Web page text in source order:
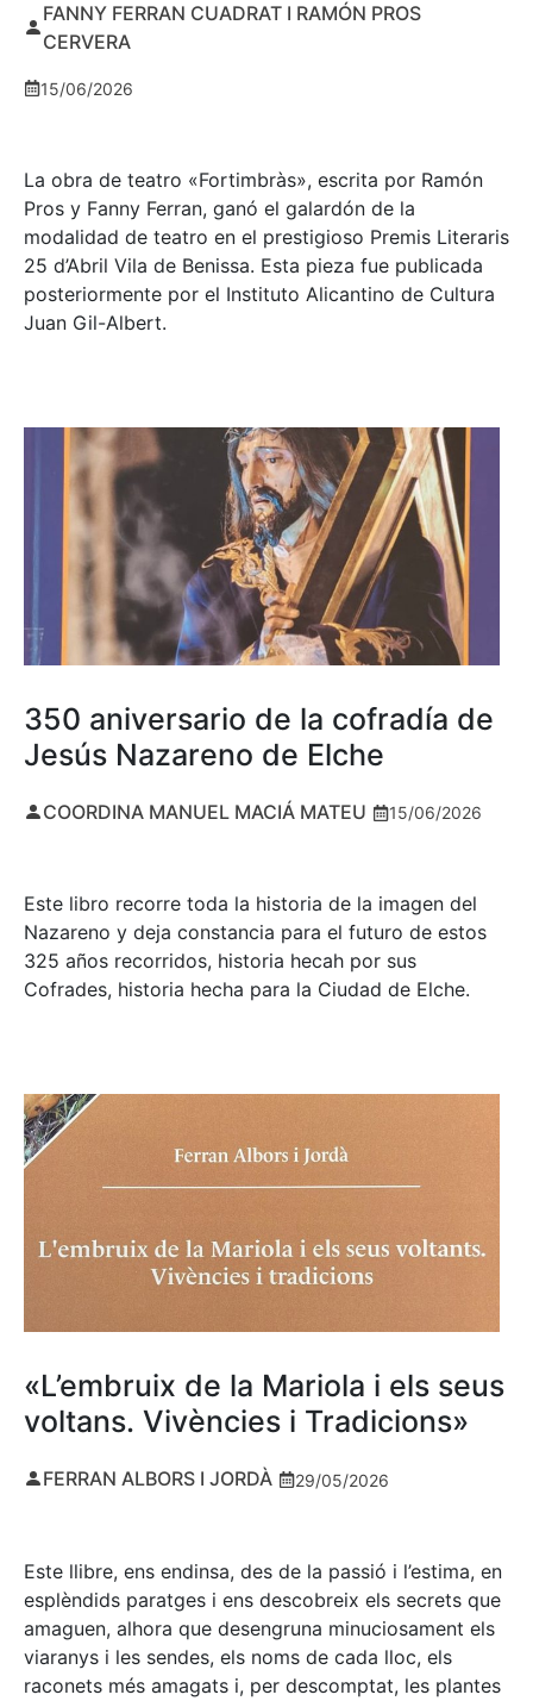
FANNY FERRAN CUADRAT I RAMÓN PROS
CERVERA
15/06/2026
La obra de teatro «Fortimbràs», escrita por Ramón
Pros y Fanny Ferran, ganó el galardón de la
modalidad de teatro en el prestigioso Premis Literaris
25 d’Abril Vila de Benissa. Esta pieza fue publicada
posteriormente por el Instituto Alicantino de Cultura
Juan Gil-Albert.
350 aniversario de la cofradía de
Jesús Nazareno de Elche
COORDINA MANUEL MACIÁ MATEU 15/06/2026
Este libro recorre toda la historia de la imagen del
Nazareno y deja constancia para el futuro de estos
325 años recorridos, historia hecah por sus
Cofrades, historia hecha para la Ciudad de Elche.
«L’embruix de la Mariola i els seus
voltans. Vivències i Tradicions»
FERRAN ALBORS I JORDÀ 29/05/2026
Este llibre, ens endinsa, des de la passió i l’estima, en
esplèndids paratges i ens descobreix els secrets que
amaguen, alhora que desengruna minuciosament els
viaranys i les sendes, els noms de cada lloc, els
raconets més amagats i, per descomptat, les plantes